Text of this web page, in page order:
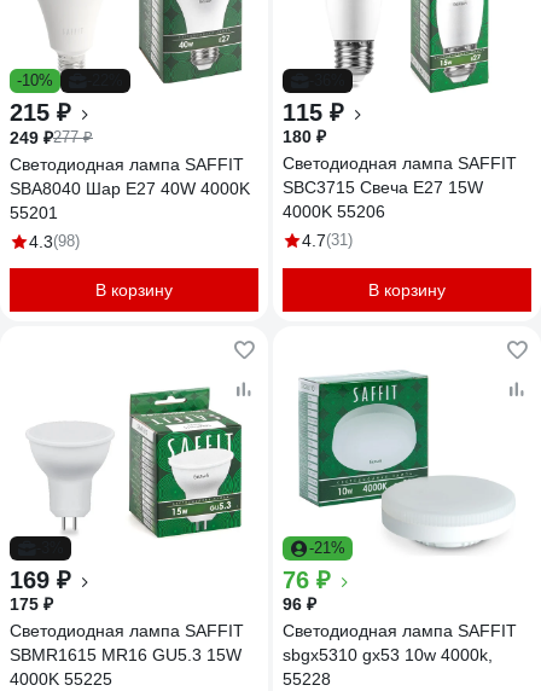
-10%
215 ₽
249 ₽277 ₽
Светодиодная лампа SAFFIT
SBA8040 Шар E27 40W 4000K
55201
4.3(98)
В корзину
115 ₽
180 ₽
Светодиодная лампа SAFFIT
SBC3715 Свеча E27 15W
4000K 55206
4.7(31)
В корзину
169 ₽
175 ₽
Светодиодная лампа SAFFIT
SBMR1615 MR16 GU5.3 15W
4000K 55225
-21%
76 ₽
96 ₽
Светодиодная лампа SAFFIT
sbgx5310 gx53 10w 4000k,
55228